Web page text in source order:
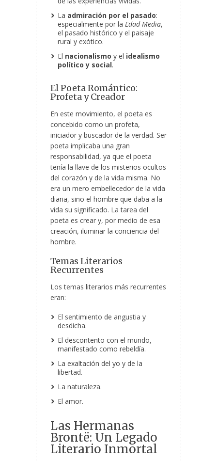
La admiración por el pasado:
especialmente por la Edad Media,
el pasado histórico y el paisaje
rural y exótico.
El nacionalismo y el idealismo
político y social.
El Poeta Romántico:
Profeta y Creador
En este movimiento, el poeta es
concebido como un profeta,
iniciador y buscador de la verdad. Ser
poeta implicaba una gran
responsabilidad, ya que el poeta
tenía la llave de los misterios ocultos
del corazón y de la vida misma. No
era un mero embellecedor de la vida
diaria, sino el hombre que daba a la
vida su significado. La tarea del
poeta es crear y, por medio de esa
creación, iluminar la conciencia del
hombre.
Temas Literarios
Recurrentes
Los temas literarios más recurrentes
eran:
El sentimiento de angustia y
desdicha.
El descontento con el mundo,
manifestado como rebeldía.
La exaltación del yo y de la
libertad.
La naturaleza.
El amor.
Las Hermanas
Brontë: Un Legado
Literario Inmortal